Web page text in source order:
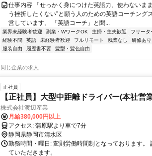
仕事内容 「せっかく身につけた英語力、使わないま
う挫折したくない”と願う人のための英語コーチング
営しています。 「英語コーチ」と聞...
業界未経験者歓迎 副業・WワークOK 主婦・主夫歓迎 フリータ
経験不問
英語 未経験者歓迎 フルリモート 残業なし 研修あり
服装自由
履歴書不要 髪型・髪色自由
同じ企業の求人
正社員
【正社員】大型中距離ドライバー(本社営
株式会社渡辺産業
月給380,000円以上
アクセス: 蒲原駅より車で7分
静岡県静岡市清水区
勤務時間・曜日: 変則労働時間制となっております。
ていただきます。